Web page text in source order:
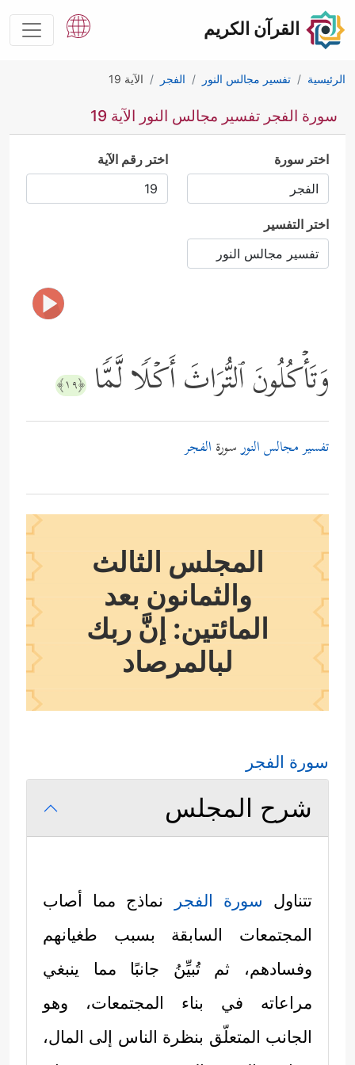
القرآن الكريم
الرئيسية تفسير مجالس النور الفجر الآية 19
سورة الفجر تفسير مجالس النور الآية 19
اختر سورة اختر رقم الآية
اختر التفسير
وَتَأۡكُلُونَ ٱلتُّرَاثَ أَكۡلࣰا لَّمࣰّا ﴿١٩﴾
تفسير مجالس النورسورة الفجر
المجلس الثالث
والثمانون بعد
المائتين: إنَّ ربك
لبالمرصاد
سورة الفجر
شرح المجلس
تتناول سورة الفجر
نماذج مما أصاب
المجتمعات السابقة بسبب طغيانهم
وفسادهم، ثم تُبيِّنُ جانبًا مما ينبغي
مراعاته في بناء المجتمعات، وهو
الجانب المتعلّق بنظرة الناس إلى المال،